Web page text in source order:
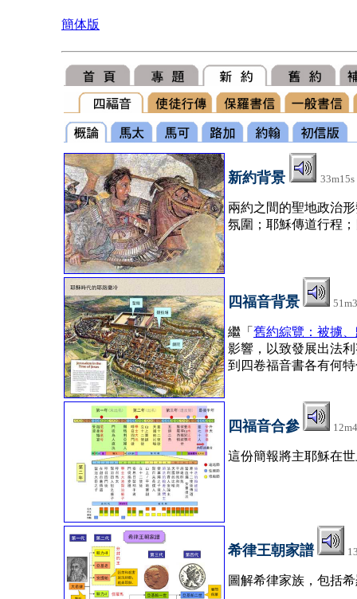
簡体版
新約背景 33m15s
兩約之間的聖地政治
氛圍；耶穌傳道行程
四福音背景
繼「 舊約綜覽：被擄
影響，以致發展出法
到四卷福音書各有何
四福音合參
這份簡報將主耶穌在
希律王朝家譜
圖解希律家族，包括